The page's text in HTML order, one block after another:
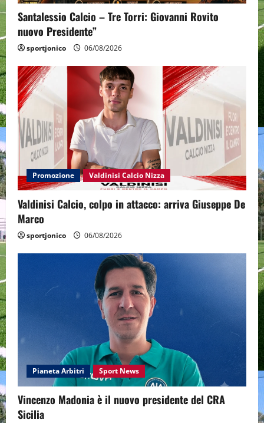
Santalessio Calcio – Tre Torri: Giovanni Rovito
nuovo Presidente”
sportjonico 06/08/2026
Promozione Valdinisi Calcio Nizza
Valdinisi Calcio, colpo in attacco: arriva Giuseppe De
Marco
sportjonico 06/08/2026
Pianeta Arbitri Sport News
Vincenzo Madonia è il nuovo presidente del CRA
Sicilia